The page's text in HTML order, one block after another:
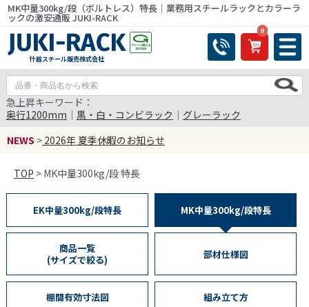
MK中量300kg/段（ボルトレス）特長｜業務用スチールラックとカラーラ
ックの激安通販 JUKI-RACK
什器スチール販売株式会社
0
急上昇キーワード：
奥行1200mm ｜ 黒・白・コンビラック ｜ グレーラック
NEWS > 2026年 夏季休暇のお知らせ
TOP > MK中量300kg/段 特長
EK中量300kg/段特長 MK中量300kg/段特長
商品一覧
(サイズで絞る)
部材仕様図
棚間有効寸法図 組み立て方